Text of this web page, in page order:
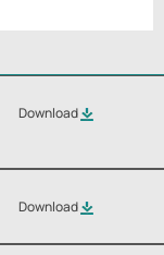
Download
Download